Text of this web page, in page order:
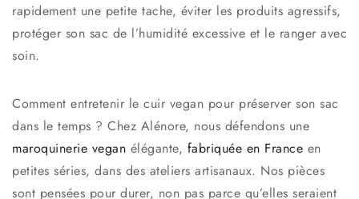
rapidement une petite tache, éviter les produits agressifs,
protéger son sac de l’humidité excessive et le ranger avec
soin.
Comment entretenir le cuir vegan pour préserver son sac
dans le temps ? Chez Alénore, nous défendons une
maroquinerie vegan élégante, fabriquée en France en
petites séries, dans des ateliers artisanaux. Nos pièces
sont pensées pour durer, non pas parce qu’elles seraient